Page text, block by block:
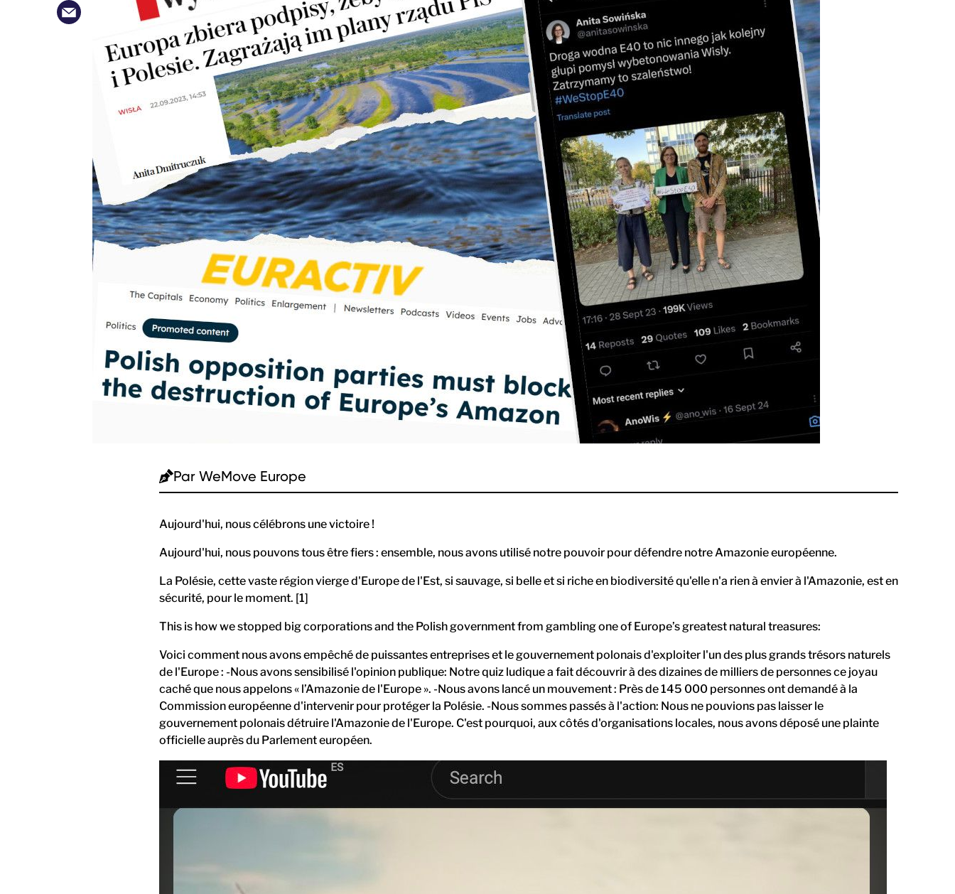
Par WeMove Europe
Aujourd'hui, nous célébrons une victoire !
Aujourd'hui, nous pouvons tous être fiers : ensemble, nous avons utilisé notre pouvoir pour défendre notre Amazonie européenne.
La Polésie, cette vaste région vierge d'Europe de l'Est, si sauvage, si belle et si riche en biodiversité qu'elle n'a rien à envier à l'Amazonie, est en
sécurité, pour le moment. [1]
This is how we stopped big corporations and the Polish government from gambling one of Europe’s greatest natural treasures:
Voici comment nous avons empêché de puissantes entreprises et le gouvernement polonais d'exploiter l'un des plus grands trésors naturels
de l'Europe : -Nous avons sensibilisé l'opinion publique: Notre quiz ludique a fait découvrir à des dizaines de milliers de personnes ce joyau
caché que nous appelons « l’Amazonie de l'Europe ». -Nous avons lancé un mouvement : Près de 145 000 personnes ont demandé à la
Commission européenne d'intervenir pour protéger la Polésie. -Nous sommes passés à l'action: Nous ne pouvions pas laisser le
gouvernement polonais détruire l'Amazonie de l'Europe. C'est pourquoi, aux côtés d'organisations locales, nous avons déposé une plainte
officielle auprès du Parlement européen.